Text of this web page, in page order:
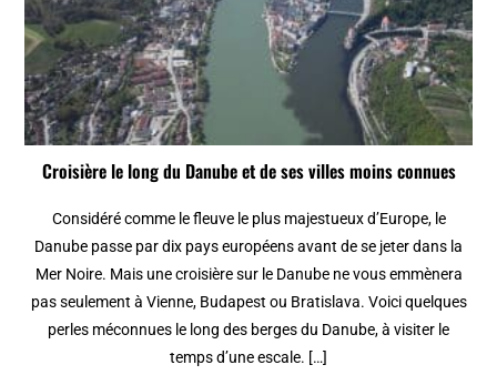
Croisière le long du Danube et de ses villes moins connues
Considéré comme le fleuve le plus majestueux d’Europe, le
Danube passe par dix pays européens avant de se jeter dans la
Mer Noire. Mais une croisière sur le Danube ne vous emmènera
pas seulement à Vienne, Budapest ou Bratislava. Voici quelques
perles méconnues le long des berges du Danube, à visiter le
temps d’une escale. […]